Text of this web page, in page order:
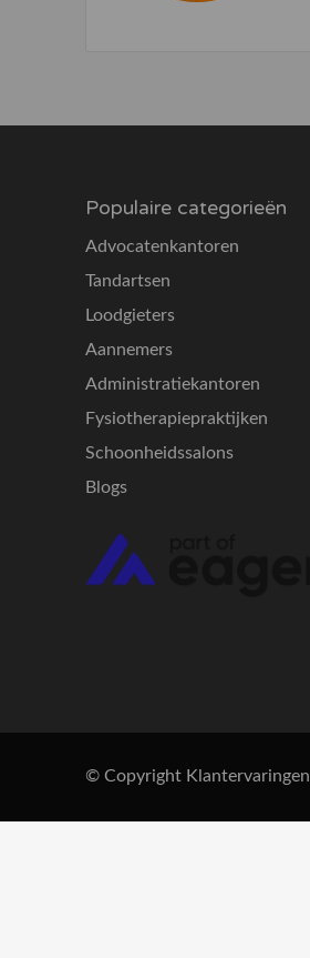
Populaire categorieën
Advocatenkantoren
Tandartsen
Loodgieters
Aannemers
Administratiekantoren
Fysiotherapiepraktijken
Schoonheidssalons
Blogs
© Copyright